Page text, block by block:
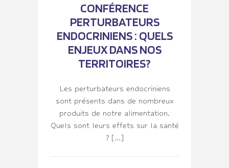
CONFÉRENCE
PERTURBATEURS
ENDOCRINIENS : QUELS
ENJEUX DANS NOS
TERRITOIRES?
Les perturbateurs endocriniens
sont présents dans de nombreux
produits de notre alimentation.
Quels sont leurs effets sur la santé
? […]